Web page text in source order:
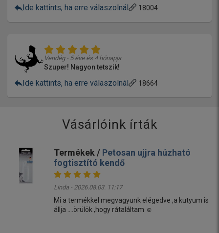
Ide kattints, ha erre válaszolnál 18004
Vendég - 5 éve és 4 hónapja
Szuper! Nagyon tetszik!
Ide kattints, ha erre válaszolnál 18664
Vásárlóink írták
Termékek / Petosan ujjra húzható
fogtisztító kendő
Linda - 2026.08.03. 11:17
Mi a termékkel megvagyunk elégedve ,a kutyum is
állja ....örülök ,hogy rátaláltam ☺️